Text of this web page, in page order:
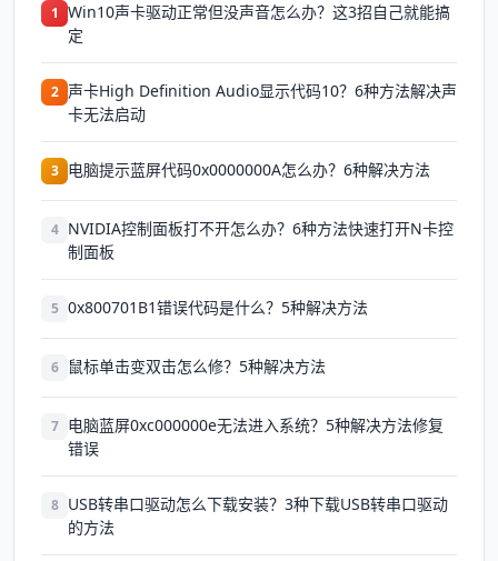
1 Win10声卡驱动正常但没声音怎么办？这3招自己就能搞
定
2 声卡High Definition Audio显示代码10？6种方法解决声
卡无法启动
3 电脑提示蓝屏代码0x0000000A怎么办？6种解决方法
4 NVIDIA控制面板打不开怎么办？6种方法快速打开N卡控
制面板
5 0x800701B1错误代码是什么？5种解决方法
6 鼠标单击变双击怎么修？5种解决方法
7 电脑蓝屏0xc000000e无法进入系统？5种解决方法修复
错误
8 USB转串口驱动怎么下载安装？3种下载USB转串口驱动
的方法